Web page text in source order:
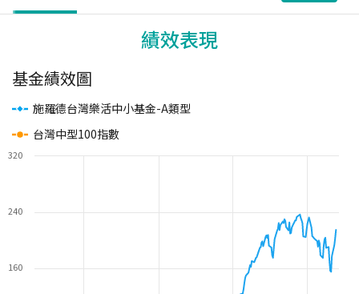
績效表現
基金績效圖
施羅德台灣樂活中小基金-A類型
台灣中型100指數
160
240
320